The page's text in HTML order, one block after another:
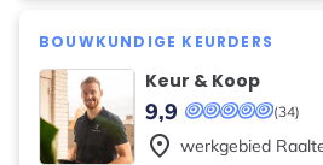
BOUWKUNDIGE KEURDERS
Keur & Koop
(34)
9,9
place werkgebied